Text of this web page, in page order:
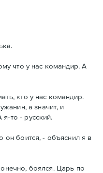
что у нас командир. А
кто у нас командир.
а значит, и
то - русский.
он боится, - объяснил я в
боялся. Царь по